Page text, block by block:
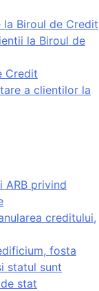
la Biroul de Credit
la Biroul de
Credit
a clientilor la
ARB privind
creditului,
fosta
statul sunt
stat